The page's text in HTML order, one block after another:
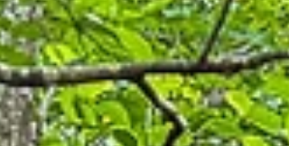
mens andre har oppstått spontant, mer
eller mindre lovlig. Noen får stå, mens
andre blir fjernet, enten fordi de er
uønsket, eller fordi vegger må
vedlikeholdes og males. Dette gjør
bybildet dynamisk. Denne artikkelen viser
noe av gatekunsten og gir en